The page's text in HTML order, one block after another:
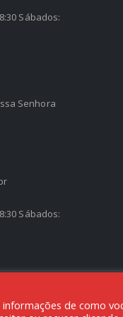
Sábados:
Senhora
Sábados:
AUTOMOTIVOS -
de como